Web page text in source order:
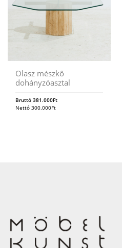
Olasz mészkő
dohányzóasztal
Bruttó 381.000Ft
Nettó 300.000Ft